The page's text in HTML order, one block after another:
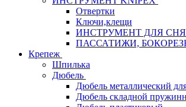
Отвертки
Ключи,клещи
ИНСТРУМЕНТ ДЛЯ
ПАССАТИЖИ,
Крепеж
Шпилька
Дюбель
Дюбель металлический
Дюбель складной